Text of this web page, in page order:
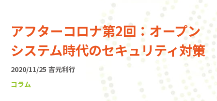
アフターコロナ第2回：オープン
システム時代のセキュリティ対策
2020/11/25 吉元利行
コラム